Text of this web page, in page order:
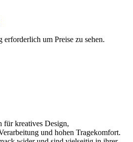
erforderlich um Preise zu sehen.
kreatives Design,
und hohen Tragekomfort.